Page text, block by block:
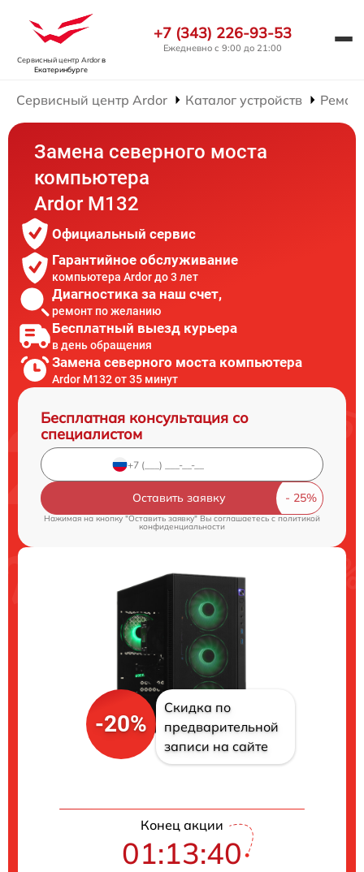
Сервисный центр Ardorв
Екатеринбурге
+7 (343) 226-93-53
Ежедневно с 9:00 до 21:00
Сервисный центр Ardor Каталог устройств
Замена северного моста
компьютера
Ardor M132
Официальный сервис
Гарантийное обслуживание
компьютера Ardor до 3 лет
Диагностика за наш счет,
ремонт по желанию
Бесплатный выезд курьера
в день обращения
Замена северного моста компьютера
Ardor M132 от 35 минут
Бесплатная консультация со
специалистом
Оставить заявку
Нажимая на кнопку "Оставить заявку" Вы соглашаетесь cполитикой
конфиденциальности
-20%
Скидка по
предварительной
записи на сайте
Конец акции
01:13:39